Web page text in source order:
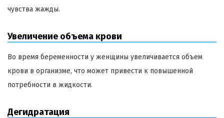
чувства жажды.
Увеличение объема крови
Во время беременности у женщины увеличивается объем
крови в организме, что может привести к повышенной
потребности в жидкости.
Дегидратация